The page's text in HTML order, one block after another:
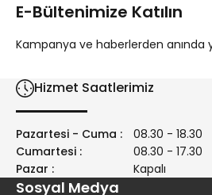
Ürün bilgilerinde hatalar
E-Bültenimize Katılın
Kampanya ve haberlerden anında
Hizmet Saatlerimiz
Pazartesi - Cuma :
08.30 - 18.30
Cumartesi :
08.30 - 17.30
Pazar :
Kapalı
Sosyal Medya